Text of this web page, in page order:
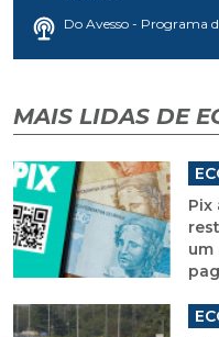
Do Avesso - Programa
MAIS LIDAS DE
Pix
um